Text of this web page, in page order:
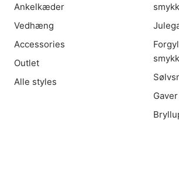
Ankelkæder
Vedhæng
Accessories
Outlet
Alle styles